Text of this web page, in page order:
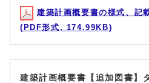
建築計画概要書の様式、記
(PDF形式, 174.99KB)
建築計画概要書【追加図書】